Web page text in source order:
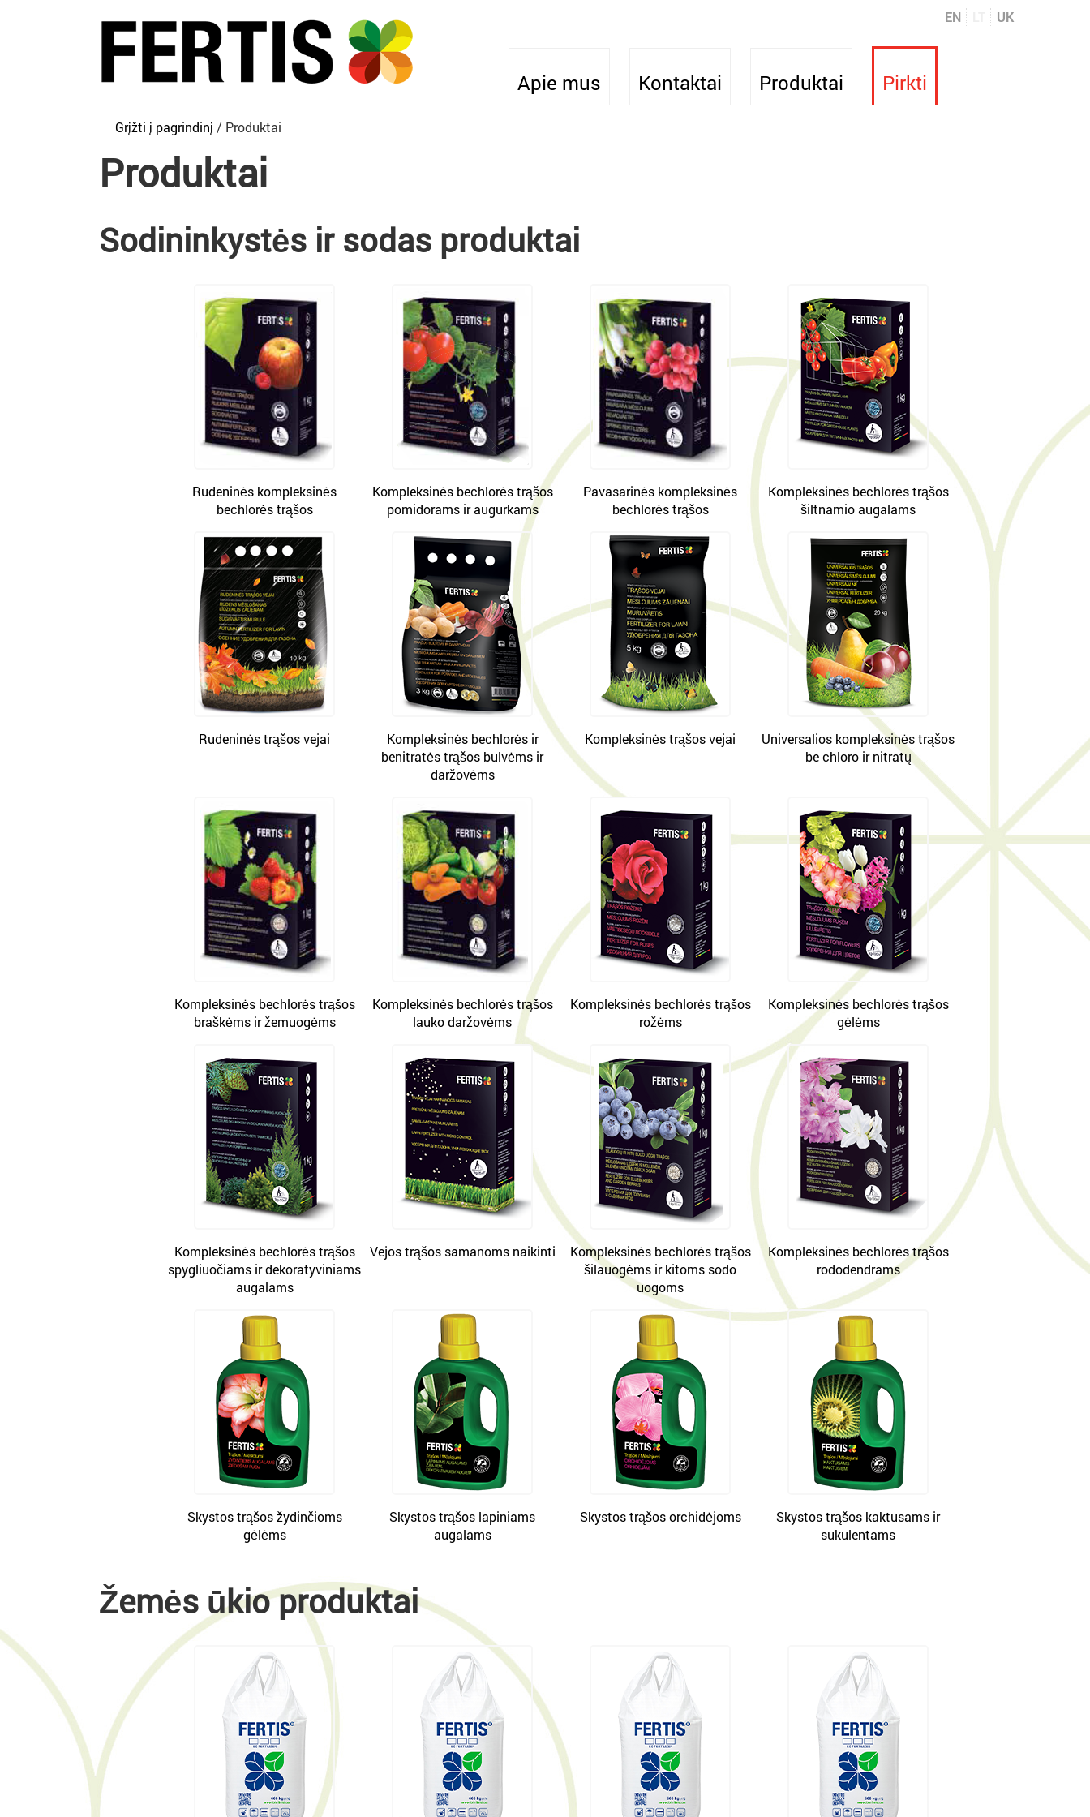
Apie mus Kontaktai Produktai Pirkti
EN UK
Grįžti į pagrindinį Produktai
Produktai
Sodininkystės ir sodas produktai
Rudeninės kompleksinės
bechlorės trąšos
Kompleksinės bechlorės trąšos
pomidorams ir augurkams
Pavasarinės kompleksinės
bechlorės trąšos
Kompleksinės bechlorės trąšos
šiltnamio augalams
Rudeninės trąšos vejai
Kompleksinės bechlorės ir
benitratės trąšos bulvėms ir
daržovėms
Kompleksinės trąšos vejai
Universalios kompleksinės trąšos
be chloro ir nitratų
Kompleksinės bechlorės trąšos
braškėms ir žemuogėms
Kompleksinės bechlorės trąšos
lauko daržovėms
Kompleksinės bechlorės trąšos
rožėms
Kompleksinės bechlorės trąšos
gėlėms
Kompleksinės bechlorės trąšos
spygliuočiams ir dekoratyviniams
augalams
Vejos trąšos samanoms naikinti
Kompleksinės bechlorės trąšos
šilauogėms ir kitoms sodo
uogoms
Kompleksinės bechlorės trąšos
rododendrams
Skystos trąšos žydinčioms
gėlėms
Skystos trąšos lapiniams
augalams
Skystos trąšos orchidėjoms
Skystos trąšos kaktusams ir
sukulentams
Žemės ūkio produktai